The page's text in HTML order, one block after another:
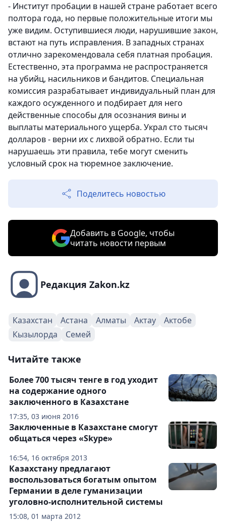
- Институт пробации в нашей стране работает всего
полтора года, но первые положительные итоги мы
уже видим. Оступившиеся люди, нарушившие закон,
встают на путь исправления. В западных странах
отлично зарекомендовала себя платная пробация.
Естественно, эта программа не распространяется
на убийц, насильников и бандитов. Специальная
комиссия разрабатывает индивидуальный план для
каждого осужденного и подбирает для него
действенные способы для осознания вины и
выплаты материального ущерба. Украл сто тысяч
долларов - верни их с лихвой обратно. Если ты
нарушаешь эти правила, тебе могут сменить
условный срок на тюремное заключение.
Поделитесь новостью
Добавить в Google, чтобы
читать новости первым
Редакция Zakon.kz
Казахстан Астана Алматы Актау
Актобе
Кызылорда
Семей
Читайте также
17:35, 03 июня 2016
Более 700 тысяч тенге в год уходит
на содержание одного
заключенного в Казахстане
16:54, 16 октября 2013
Заключенные в Казахстане смогут
общаться через «Skype»
15:08, 01 марта 2012
Казахстану предлагают
воспользоваться богатым опытом
Германии в деле гуманизации
уголовно-исполнительной системы